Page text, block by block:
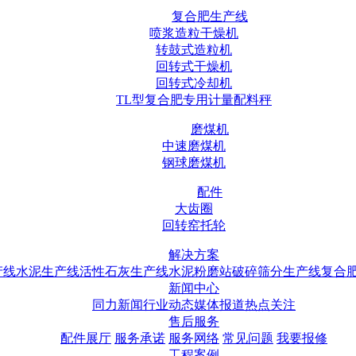
复合肥生产线
喷浆造粒干燥机
转鼓式造粒机
回转式干燥机
回转式冷却机
TL型复合肥专用计量配料秤
磨煤机
中速磨煤机
钢球磨煤机
配件
大齿圈
回转窑托轮
解决方案
线水泥生产线活性石灰生产线水泥粉磨站破碎筛分生产线复合
新闻中心
同力新闻行业动态媒体报道热点关注
售后服务
配件展厅 服务承诺 服务网络 常见问题 我要报修